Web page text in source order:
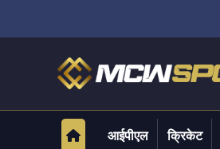
आईपीएल क्रिकेट